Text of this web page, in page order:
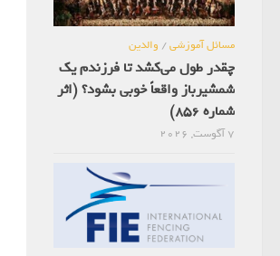
مسائل آموزشی/ والدین
چقدر طول می‌کشد تا فرزندم یک
شمشیرباز واقعاً خوبی بشود؟ (اثر
شماره 856)
7 آگوست, 2026